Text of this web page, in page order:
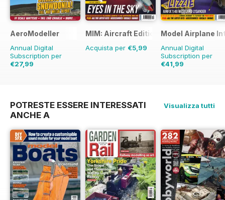
AeroModeller
Annual Digital
Subscription per
€27,99
MIM: Aircraft Edition
Acquista per €5,99
Model Airplane
Annual Digital
Subscription per
€41,99
POTRESTE ESSERE INTERESSATI
ANCHE A
Visualizza tutti